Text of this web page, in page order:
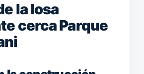
la losa
cerca Parque